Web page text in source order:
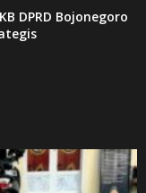
DPRD Bojonegoro